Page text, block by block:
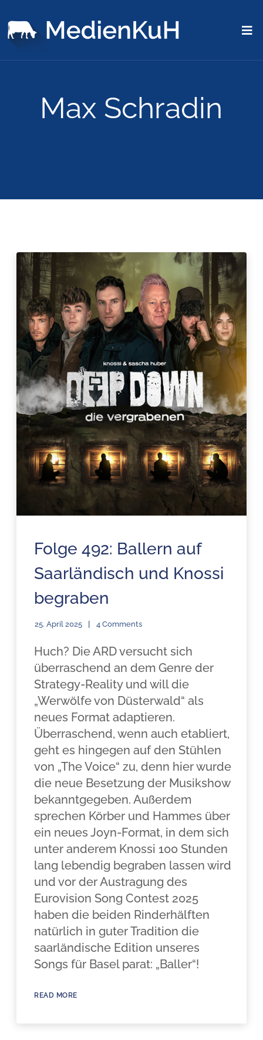
Max Schradin
Folge 492: Ballern auf
Saarländisch und Knossi
begraben
25. April 2025 4 Comments
Huch? Die ARD versucht sich
überraschend an dem Genre der
Strategy-Reality und will die
„Werwölfe von Düsterwald“ als
neues Format adaptieren.
Überraschend, wenn auch etabliert,
geht es hingegen auf den Stühlen
von „The Voice“ zu, denn hier wurde
die neue Besetzung der Musikshow
bekanntgegeben. Außerdem
sprechen Körber und Hammes über
ein neues Joyn-Format, in dem sich
unter anderem Knossi 100 Stunden
lang lebendig begraben lassen wird
und vor der Austragung des
Eurovision Song Contest 2025
haben die beiden Rinderhälften
natürlich in guter Tradition die
saarländische Edition unseres
Songs für Basel parat: „Baller“!
READ MORE